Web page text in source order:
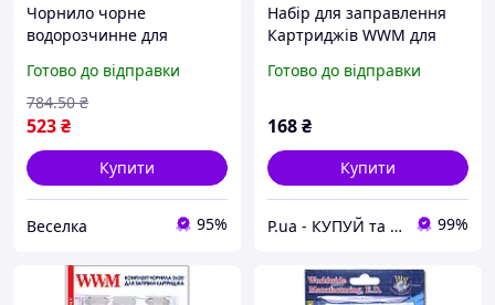
Чорнило чорне
водорозчинне для
заправляння картриджів
і ПЗК спеціального
призначення FLAME
Готово до відправки
523₴
784.50 ₴
Купити
Веселка 95%
Набір для заправлення
Картриджів WWM для
Black (IR3.C11/B)
Готово до відправки
168₴
Купити
P.ua - КУПУЙ та ДРУКУЙ® - Картриджі та Чорнило 99%